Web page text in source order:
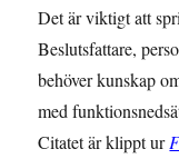
Det är viktigt att
Beslutsfattare,
behöver kunskap
med
Citatet är klippt ur